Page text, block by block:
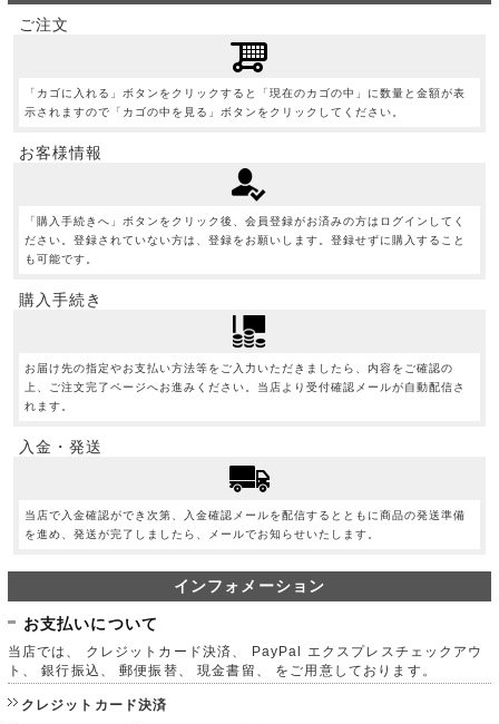
ご注文
「カゴに入れる」ボタンをクリックすると「現在のカゴの中」に数量と金額が表
示されますので「カゴの中を見る」ボタンをクリックしてください。
お客様情報
「購入手続きへ」ボタンをクリック後、会員登録がお済みの方はログインしてく
ださい。登録されていない方は、登録をお願いします。登録せずに購入すること
も可能です。
購入手続き
お届け先の指定やお支払い方法等をご入力いただきましたら、内容をご確認の
上、ご注文完了ページへお進みください。当店より受付確認メールが自動配信さ
れます。
入金・発送
当店で入金確認ができ次第、入金確認メールを配信するとともに商品の発送準備
を進め、発送が完了しましたら、メールでお知らせいたします。
インフォメーション
お支払いについて
当店では、 クレジットカード決済、 PayPal エクスプレスチェックアウ
ト、 銀行振込、 郵便振替、 現金書留、 をご用意しております。
クレジットカード決済